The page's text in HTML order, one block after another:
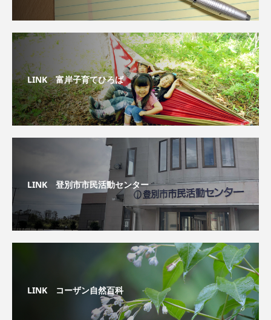
LINK 富岸子育てひろば
LINK 登別市市民活動センター
LINK コーザン自然百科